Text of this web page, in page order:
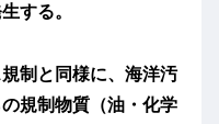
する。
制と同様に、海洋汚
規制物質（油・化学